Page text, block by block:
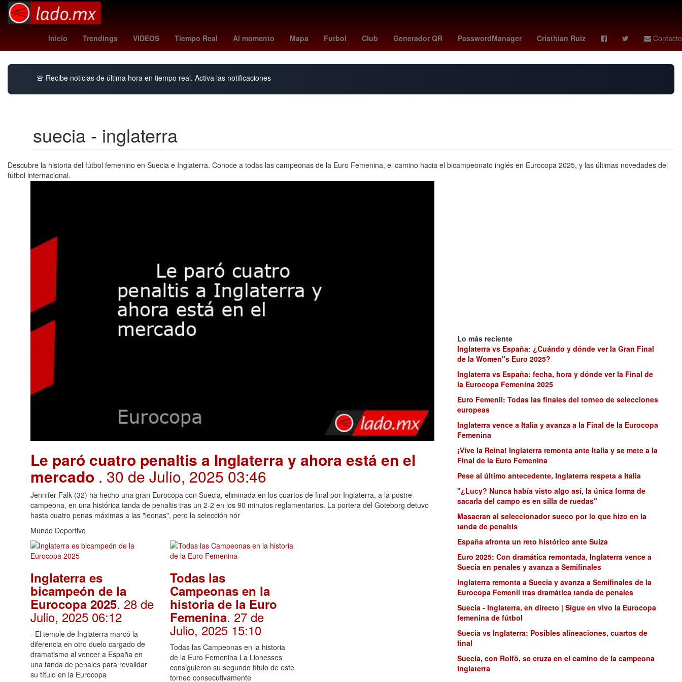
Inicio Trendings VIDEOS Tiempo Real Al momento Mapa Futbol Club Generador QR PasswordManager Cristhian Ruiz Contacto
Denuncia Argentina hora Campeonato sub-20 de la Concacaf Neymar Perro Peso Mexicano Seth Rollins China Nueva York
🚨 Recibe noticias de última hora en tiempo real. Activa las notificaciones
suecia - inglaterra
Descubre la historia del fútbol femenino en Suecia e Inglaterra. Conoce a todas las campeonas de la Euro Femenina, el camino hacia el bicampeonato inglés en Eurocopa 2025, y las últimas novedades del
fútbol internacional.
Le paró cuatro penaltis a Inglaterra y ahora está en el
mercado . 30 de Julio, 2025 03:46
Jennifer Falk (32) ha hecho una gran Eurocopa con Suecia, eliminada en los cuartos de final por Inglaterra, a la postre
campeona, en una histórica tanda de penaltis tras un 2-2 en los 90 minutos reglamentarios. La portera del Goteborg detuvo
hasta cuatro penas máximas a las "leonas", pero la selección nór
Mundo Deportivo
Inglaterra es
bicampeón de la
Eurocopa 2025. 28 de
Julio, 2025 06:12
- El temple de Inglaterra marcó la
diferencia en otro duelo cargado de
dramatismo al vencer a España en
una tanda de penales para revalidar
su título en la Eurocopa
Todas las
Campeonas en la
historia de la Euro
Femenina. 27 de
Julio, 2025 15:10
Todas las Campeonas en la historia
de la Euro Femenina La Lionesses
consiguieron su segundo título de este
torneo consecutivamente
Lo más reciente
Inglaterra vs España: ¿Cuándo y dónde ver la Gran Final
de la Women"s Euro 2025?
Inglaterra vs España: fecha, hora y dónde ver la Final de
la Eurocopa Femenina 2025
Euro Femenil: Todas las finales del torneo de selecciones
europeas
Inglaterra vence a Italia y avanza a la Final de la Eurocopa
Femenina
¡Vive la Reina! Inglaterra remonta ante Italia y se mete a la
Final de la Euro Femenina
Pese al último antecedente, Inglaterra respeta a Italia
"¿Lucy? Nunca había visto algo así, la única forma de
sacarla del campo es en silla de ruedas"
Masacran al seleccionador sueco por lo que hizo en la
tanda de penaltis
España afronta un reto histórico ante Suiza
Euro 2025: Con dramática remontada, Inglaterra vence a
Suecia en penales y avanza a Semifinales
Inglaterra remonta a Suecia y avanza a Semifinales de la
Eurocopa Femenil tras dramática tanda de penales
Suecia - Inglaterra, en directo | Sigue en vivo la Eurocopa
femenina de fútbol
Suecia vs Inglaterra: Posibles alineaciones, cuartos de
final
Suecia, con Rolfö, se cruza en el camino de la campeona
Inglaterra